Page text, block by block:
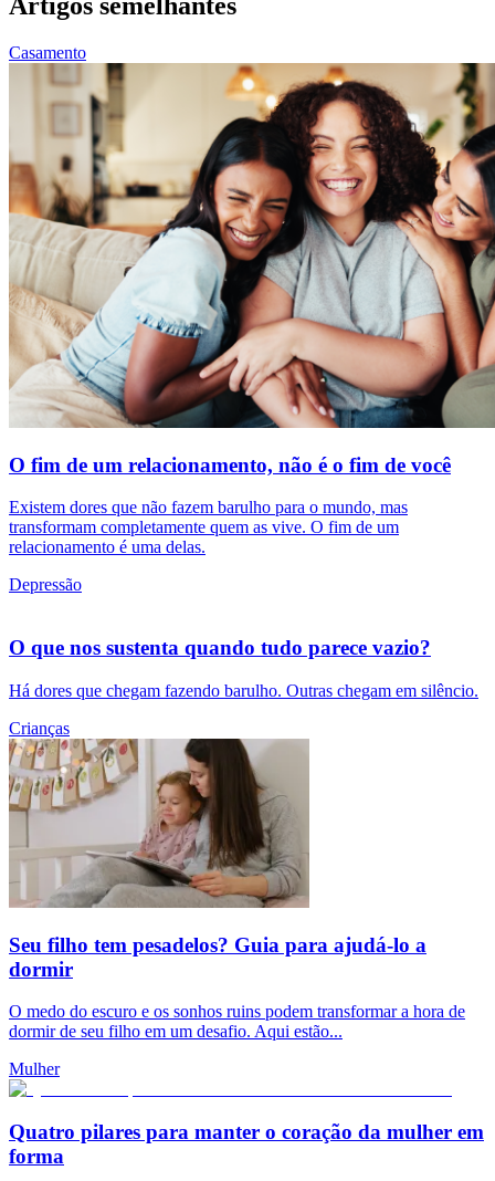
Casamento
O fim de um relacionamento, não é o fim de você
Existem dores que não fazem barulho para o mundo, mas
transformam completamente quem as vive. O fim de um
relacionamento é uma delas.
Depressão
O que nos sustenta quando tudo parece vazio?
Há dores que chegam fazendo barulho. Outras chegam em silêncio.
Crianças
Seu filho tem pesadelos? Guia para ajudá-lo a
dormir
O medo do escuro e os sonhos ruins podem transformar a hora de
dormir de seu filho em um desafio. Aqui estão...
Mulher
Quatro pilares para manter o coração da mulher em
forma